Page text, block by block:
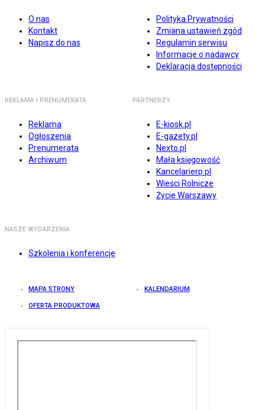
O nas
Kontakt
Napisz do nas
Polityka Prywatności
Zmiana ustawień zgód
Regulamin serwisu
Informacje o nadawcy
Deklaracja dostępności
REKLAMA I PRENUMERATA
Reklama
Ogłoszenia
Prenumerata
Archiwum
PARTNERZY
E-kiosk.pl
E-gazety.pl
Nexto.pl
Mała księgowość
Kancelarierp.pl
Wieści Rolnicze
Życie Warszawy
NASZE WYDARZENIA
Szkolenia i konferencje
MAPA STRONY KALENDARIUM
OFERTA PRODUKTOWA